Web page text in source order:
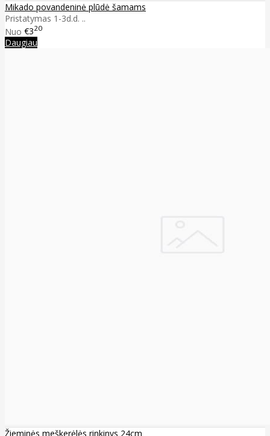
Mikado povandeninė plūdė šamams
Pristatymas 1-3d.d. ..
Nuo €320
Daugiau
Žieminės meškerėlės rinkinys 24cm